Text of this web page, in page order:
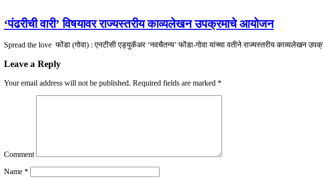
‘पंढरीची वारी’ विषयावर राज्यस्तरीय काव्यलेखन उपक्रमाचे आयोजन
Spread the love फोंडा (गोवा) : एनटीसी एड्युकॅअर ‘नवचैतन्य’ फोंडा-गोवा यांच्या वतीने राज्यस्तरीय काव्यलेखन
Leave a Reply
Your email address will not be published. Required fields are marked *
Comment
Name *